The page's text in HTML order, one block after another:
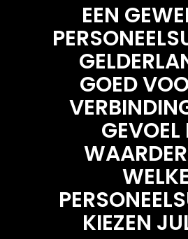
EEN
GOED
GEVOEL
WELKE
KIEZEN